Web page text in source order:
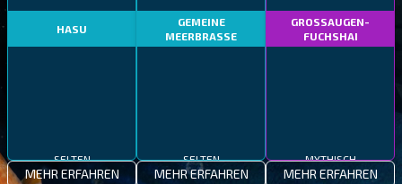
HASU
SELTEN
MEHR ERFAHREN
GEMEINE
MEERBRASSE
SELTEN
MEHR ERFAHREN
GROSSAUGEN-
FUCHSHAI
MYTHISCH
MEHR ERFAHREN